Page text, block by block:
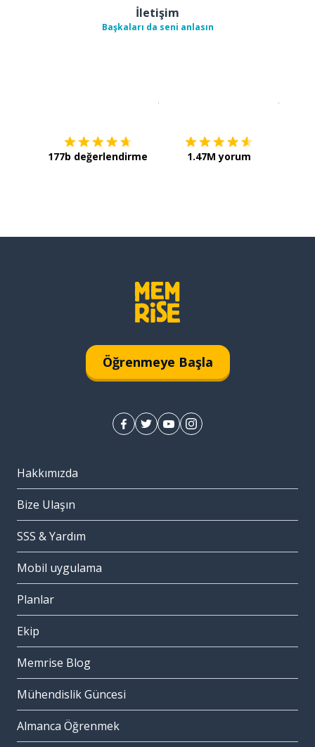
İletişim
Başkaları da seni anlasın
177b değerlendirme 1.47M yorum
Öğrenmeye Başla
Hakkımızda
Bize Ulaşın
SSS & Yardım
Mobil uygulama
Planlar
Ekip
Memrise Blog
Mühendislik Güncesi
Almanca Öğrenmek